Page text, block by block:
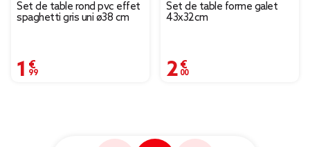
Set de table rond pvc effet
spaghetti gris uni ø38 cm
1,99 €
Set de table forme galet
43x32cm
2,00 €